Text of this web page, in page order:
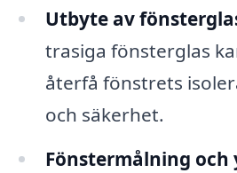
Utbyte av
trasiga fönsterglas
återfå fönstrets
och säkerhet.
Fönstermålning